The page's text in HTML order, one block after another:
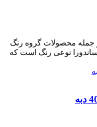
سوپرسان پلاستیک ساندورا 400 از جمله محصولات گروه رنگ
نوعی رنگ است که